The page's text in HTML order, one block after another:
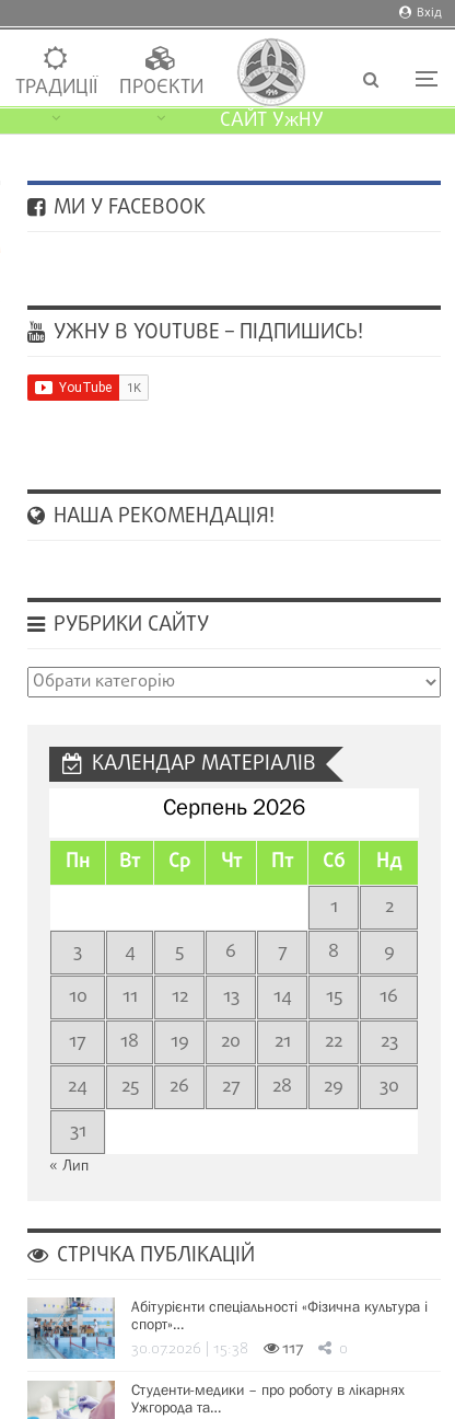
Вхід
ТРАДИЦІЇ
ПРОЄКТИ
САЙТ УжНУ
МИ У FACEBOOK
УЖНУ В YOUTUBE – ПІДПИШИСЬ!
НАША РЕКОМЕНДАЦІЯ!
РУБРИКИ САЙТУ
Рубрики
КАЛЕНДАР МАТЕРІАЛІВ
Серпень 2026
Пн Вт Ср Чт Пт Сб Нд
1
2
3
4 5 6 7 8
9
10
11 12 13 14 15
16
17
18 19 20 21 22
23
24
25 26 27 28 29
30
31
« Лип
СТРІЧКА ПУБЛІКАЦІЙ
Абітурієнти спеціальності «Фізична культура і
спорт»…
30.07.2026 | 15:38 117 0
Студенти-медики – про роботу в лікарнях
Ужгорода та…